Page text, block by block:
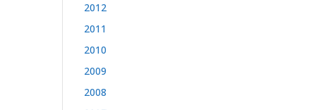
2012
2011
2010
2009
2008